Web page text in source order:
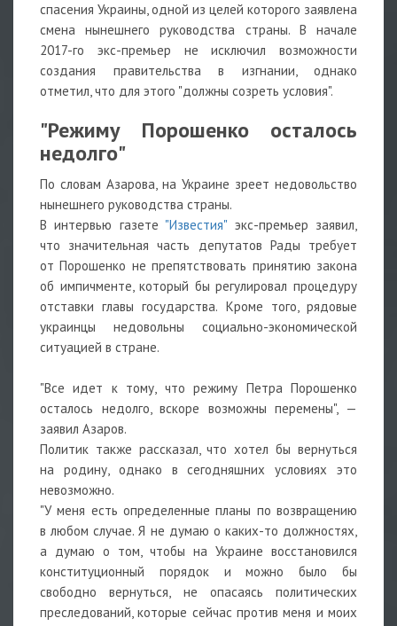
спасения Украины, одной из целей которого заявлена
смена нынешнего руководства страны. В начале
2017-го экс-премьер не исключил возможности
создания правительства в изгнании, однако
отметил, что для этого "должны созреть условия".
"Режиму Порошенко осталось
недолго"
По словам Азарова, на Украине зреет недовольство
нынешнего руководства страны.
В интервью газете "Известия" экс-премьер заявил,
что значительная часть депутатов Рады требует
от Порошенко не препятствовать принятию закона
об импичменте, который бы регулировал процедуру
отставки главы государства. Кроме того, рядовые
украинцы недовольны социально-экономической
ситуацией в стране.
"Все идет к тому, что режиму Петра Порошенко
осталось недолго, вскоре возможны перемены", —
заявил Азаров.
Политик также рассказал, что хотел бы вернуться
на родину, однако в сегодняшних условиях это
невозможно.
"У меня есть определенные планы по возвращению
в любом случае. Я не думаю о каких-то должностях,
а думаю о том, чтобы на Украине восстановился
конституционный порядок и можно было бы
свободно вернуться, не опасаясь политических
преследований, которые сейчас против меня и моих